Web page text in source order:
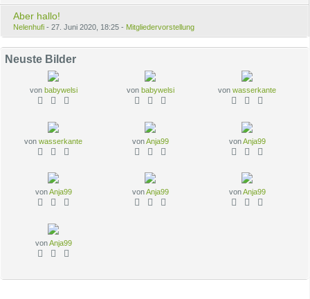
Aber hallo!
Nelenhufi 27. Juni 2020, 18:25 Mitgliedervorstellung
Neuste Bilder
von babywelsi von babywelsi von wasserkante
von wasserkante vonAnja99 vonAnja99
vonAnja99 vonAnja99 vonAnja99
vonAnja99